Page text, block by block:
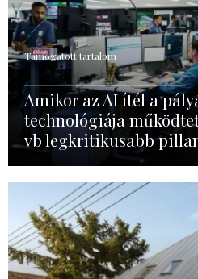
Támogatott tartalom
Amikor az AI ítél a
technológiája
vb legkritikusabb